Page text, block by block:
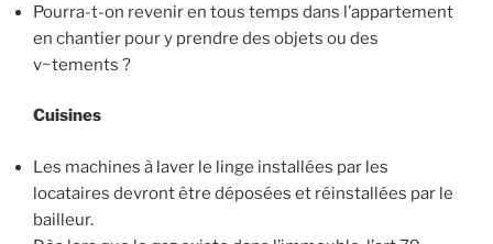
Pourra-t-on revenir en tous temps dans l’appartement
en chantier pour y prendre des objets ou des
v~tements ?
Cuisines
Les machines à laver le linge installées par les
locataires devront être déposées et réinstallées par le
bailleur.